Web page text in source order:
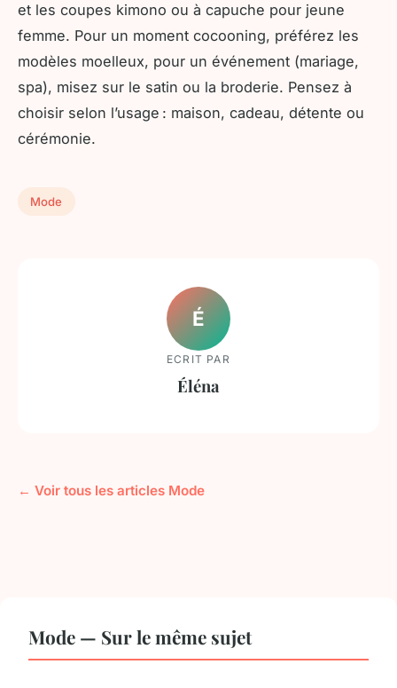
et les coupes kimono ou à capuche pour jeune
femme. Pour un moment cocooning, préférez les
modèles moelleux, pour un événement (mariage,
spa), misez sur le satin ou la broderie. Pensez à
choisir selon l’usage : maison, cadeau, détente ou
cérémonie.
Mode
É
ECRIT PAR
Éléna
← Voir tous les articles Mode
Mode — Sur le même sujet